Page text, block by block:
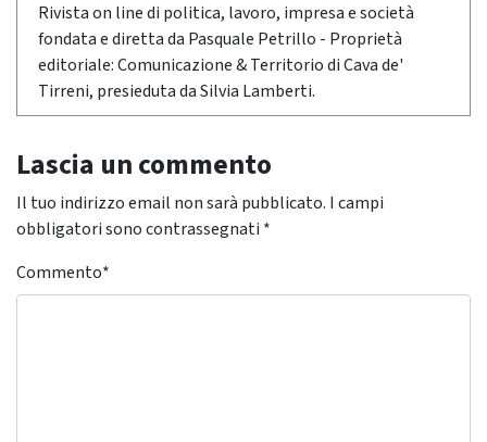
Rivista on line di politica, lavoro, impresa e società
fondata e diretta da Pasquale Petrillo - Proprietà
editoriale: Comunicazione & Territorio di Cava de'
Tirreni, presieduta da Silvia Lamberti.
Lascia un commento
Il tuo indirizzo email non sarà pubblicato. I campi
obbligatori sono contrassegnati *
Commento*